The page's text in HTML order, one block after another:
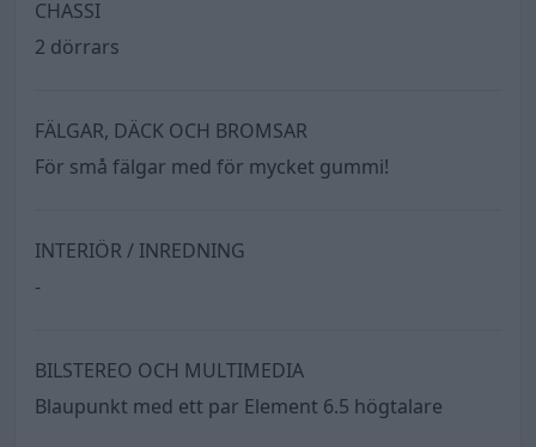
CHASSI
2 dörrars
FÄLGAR, DÄCK OCH BROMSAR
För små fälgar med för mycket gummi!
INTERIÖR / INREDNING
-
BILSTEREO OCH MULTIMEDIA
Blaupunkt med ett par Element 6.5 högtalare